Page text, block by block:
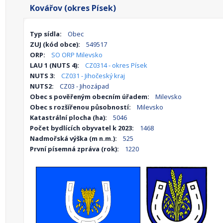
Kovářov (okres Písek)
Typ sídla:
Obec
ZUJ (kód obce):
549517
ORP:
SO ORP Milevsko
LAU 1 (NUTS 4):
CZ0314 - okres Písek
NUTS 3:
CZ031 - Jihočeský kraj
NUTS2:
CZ03 - Jihozápad
Obec s pověřeným obecním úřadem:
Milevsko
Obec s rozšířenou působností:
Milevsko
Katastrální plocha (ha):
5046
Počet bydlících obyvatel k 2023:
1468
Nadmořská výška (m n.m.):
525
První písemná zpráva (rok):
1220